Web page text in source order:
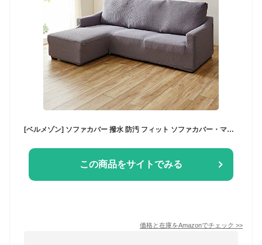
[ベルメゾン] ソファカバー 撥水 防汚 フィット ソファカバー・マルチカバー ライトグレー カウチソファー右用（肘掛けあり）
この商品をサイトでみる
価格と在庫をAmazonでチェック >>